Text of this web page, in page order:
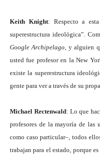
Keith Knight: Respecto a
superestructura ideológica”.
Google Archipelago , y alguien
usted fue profesor en la New
existe la superestructura
gente para ver a través de su
Michael Rectenwald: Lo que
profesores de la mayoría de las
como caso particular–, todos
trabajan para el estado, porque